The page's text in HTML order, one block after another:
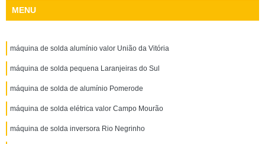
MENU
máquina de solda alumínio valor União da Vitória
máquina de solda pequena Laranjeiras do Sul
máquina de solda de alumínio Pomerode
máquina de solda elétrica valor Campo Mourão
máquina de solda inversora Rio Negrinho